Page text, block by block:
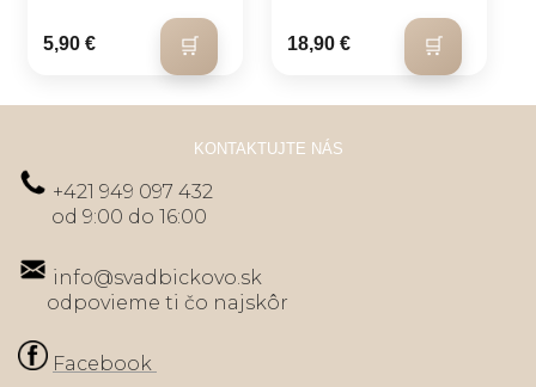
5,90 € 18,90 €
KONTAKTUJTE NÁS
+421 949 097 432
od 9:00 do 16:00
info@svadbickovo.sk
odpovieme ti čo najskôr
Facebook